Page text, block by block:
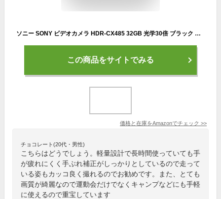
ソニー SONY ビデオカメラ HDR-CX485 32GB 光学30倍 ブラック Handycam HDR-CX485 BC
この商品をサイトでみる
価格と在庫をAmazonでチェック >>
チョコレート(20代・男性)
こちらはどうでしょう。軽量設計で長時間使っていても手
が疲れにくく手ぶれ補正がしっかりとしているので走って
いる姿もカッコ良く撮れるのでお勧めです。また、とても
画質が綺麗なので運動会だけでなくキャンプなどにも手軽
に使えるので重宝しています